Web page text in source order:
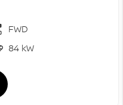
FWD
84 kW